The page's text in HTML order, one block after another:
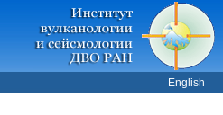
English